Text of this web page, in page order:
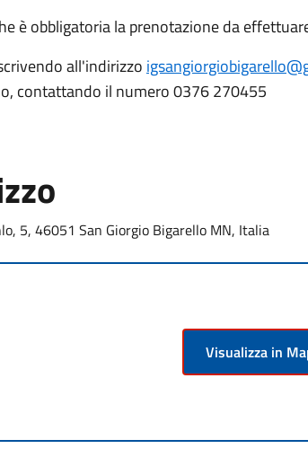
è obbligatoria la prenotazione da
all'indirizzo
contattando il numero 0376 270455
5, 46051 San Giorgio Bigarello MN, Italia
Visualizza in